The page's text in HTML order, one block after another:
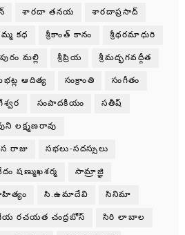
శారదా తనయ శారదాప్రసాద్
కధ శ్రీకాంత్ కానం శ్రీథరమాధురి
మల్లి శ్రీప్రియ శ్రీమద్భగవద్గీత
ఆదిత్య సంక్రాంతి సంగీతం
సంపాదకీయం సతీష్
లక్ష్మణరావు
రాజు సభలు-సదస్సులు
షణ్ముఖశర్మ సామ్రాజ్ఞి
సి.ఉమాదేవి సినిమా
రచయత చంద్రబోస్ సిరి లాబాల